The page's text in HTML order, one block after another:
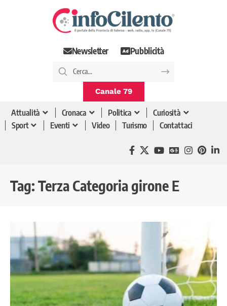
Newsletter Pubblicità
Canale 79
Attualità Cronaca Politica
Curiosità
Sport
Eventi Video Turismo Contattaci
Tag: Terza Categoria girone E